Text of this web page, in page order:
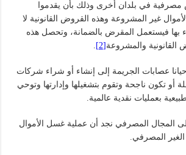
في بلدان أخرى وذلك بأن يقدموا
غير المشروعة وهذه القروض القانونية لا
بها فيستعمل المقرض بالضمانة، وتحصل هذه
القانونية والمشروعة [2]
.
الجريمة إلى إنشاء أو شراء شركات
تكون ناجحة وتقوم بتشغيلها وإدارتها وتوحي
بعمليات نقدية عالمية.
المصرفي نجد أن عملية غسل الأموال
المصرفي.